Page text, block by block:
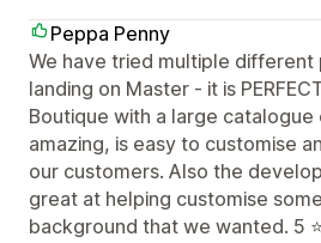
Peppa Penny
We have tried multiple
landing on Master - it is
Boutique with a large
amazing, is easy to customise
our customers. Also the
great at helping customise
background that we wanted. 5